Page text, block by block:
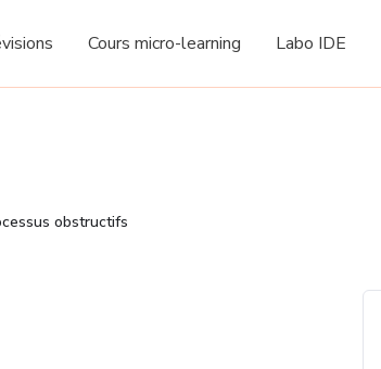
Cours micro-learning Labo IDE
obstructifs